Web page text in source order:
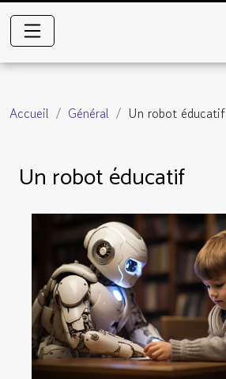
Accueil Général Un robot éducatif
Un robot éducatif